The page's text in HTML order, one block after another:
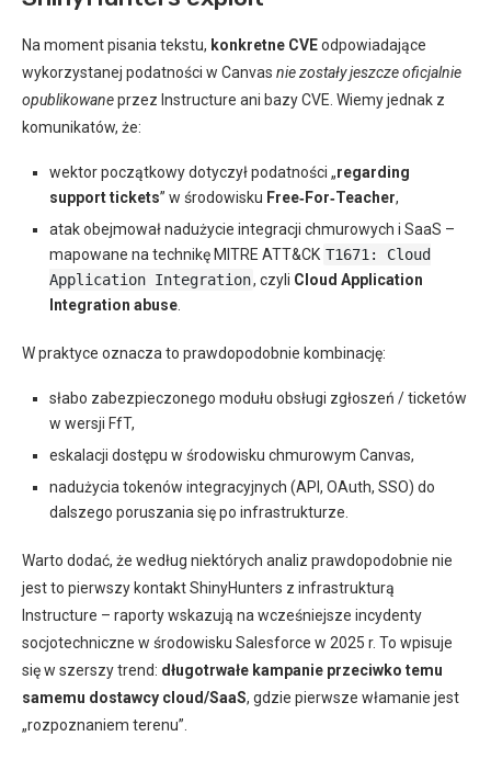
Na moment pisania tekstu, konkretne CVEodpowiadające
wykorzystanej podatności w Canvas nie zostały jeszcze oficjalnie
opublikowaneprzez Instructure ani bazy CVE. Wiemy jednak z
komunikatów, że:
wektor początkowy dotyczył podatności „regarding
support tickets” w środowisku Free‑For‑Teacher,
atak obejmował nadużycie integracji chmurowych i SaaS –
mapowane na technikę MITRE ATT&CK T1671: Cloud
Application Integration, czyli Cloud Application
Integration abuse
W praktyce oznacza to prawdopodobnie kombinację:
słabo zabezpieczonego modułu obsługi zgłoszeń / ticketów
w wersji FfT,
eskalacji dostępu w środowisku chmurowym Canvas,
nadużycia tokenów integracyjnych (API, OAuth, SSO) do
dalszego poruszania się po infrastrukturze.
Warto dodać, że według niektórych analiz prawdopodobnie nie
jest to pierwszy kontakt ShinyHunters z infrastrukturą
Instructure – raporty wskazują na wcześniejsze incydenty
socjotechniczne w środowisku Salesforce w 2025 r. To wpisuje
się w szerszy trend: długotrwałe kampanie przeciwko temu
samemu dostawcy cloud/SaaS, gdzie pierwsze włamanie jest
„rozpoznaniem terenu”.